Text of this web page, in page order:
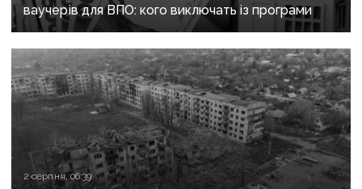
ваучерів для ВПО: кого виключать із програми
2 серпня, 06:39